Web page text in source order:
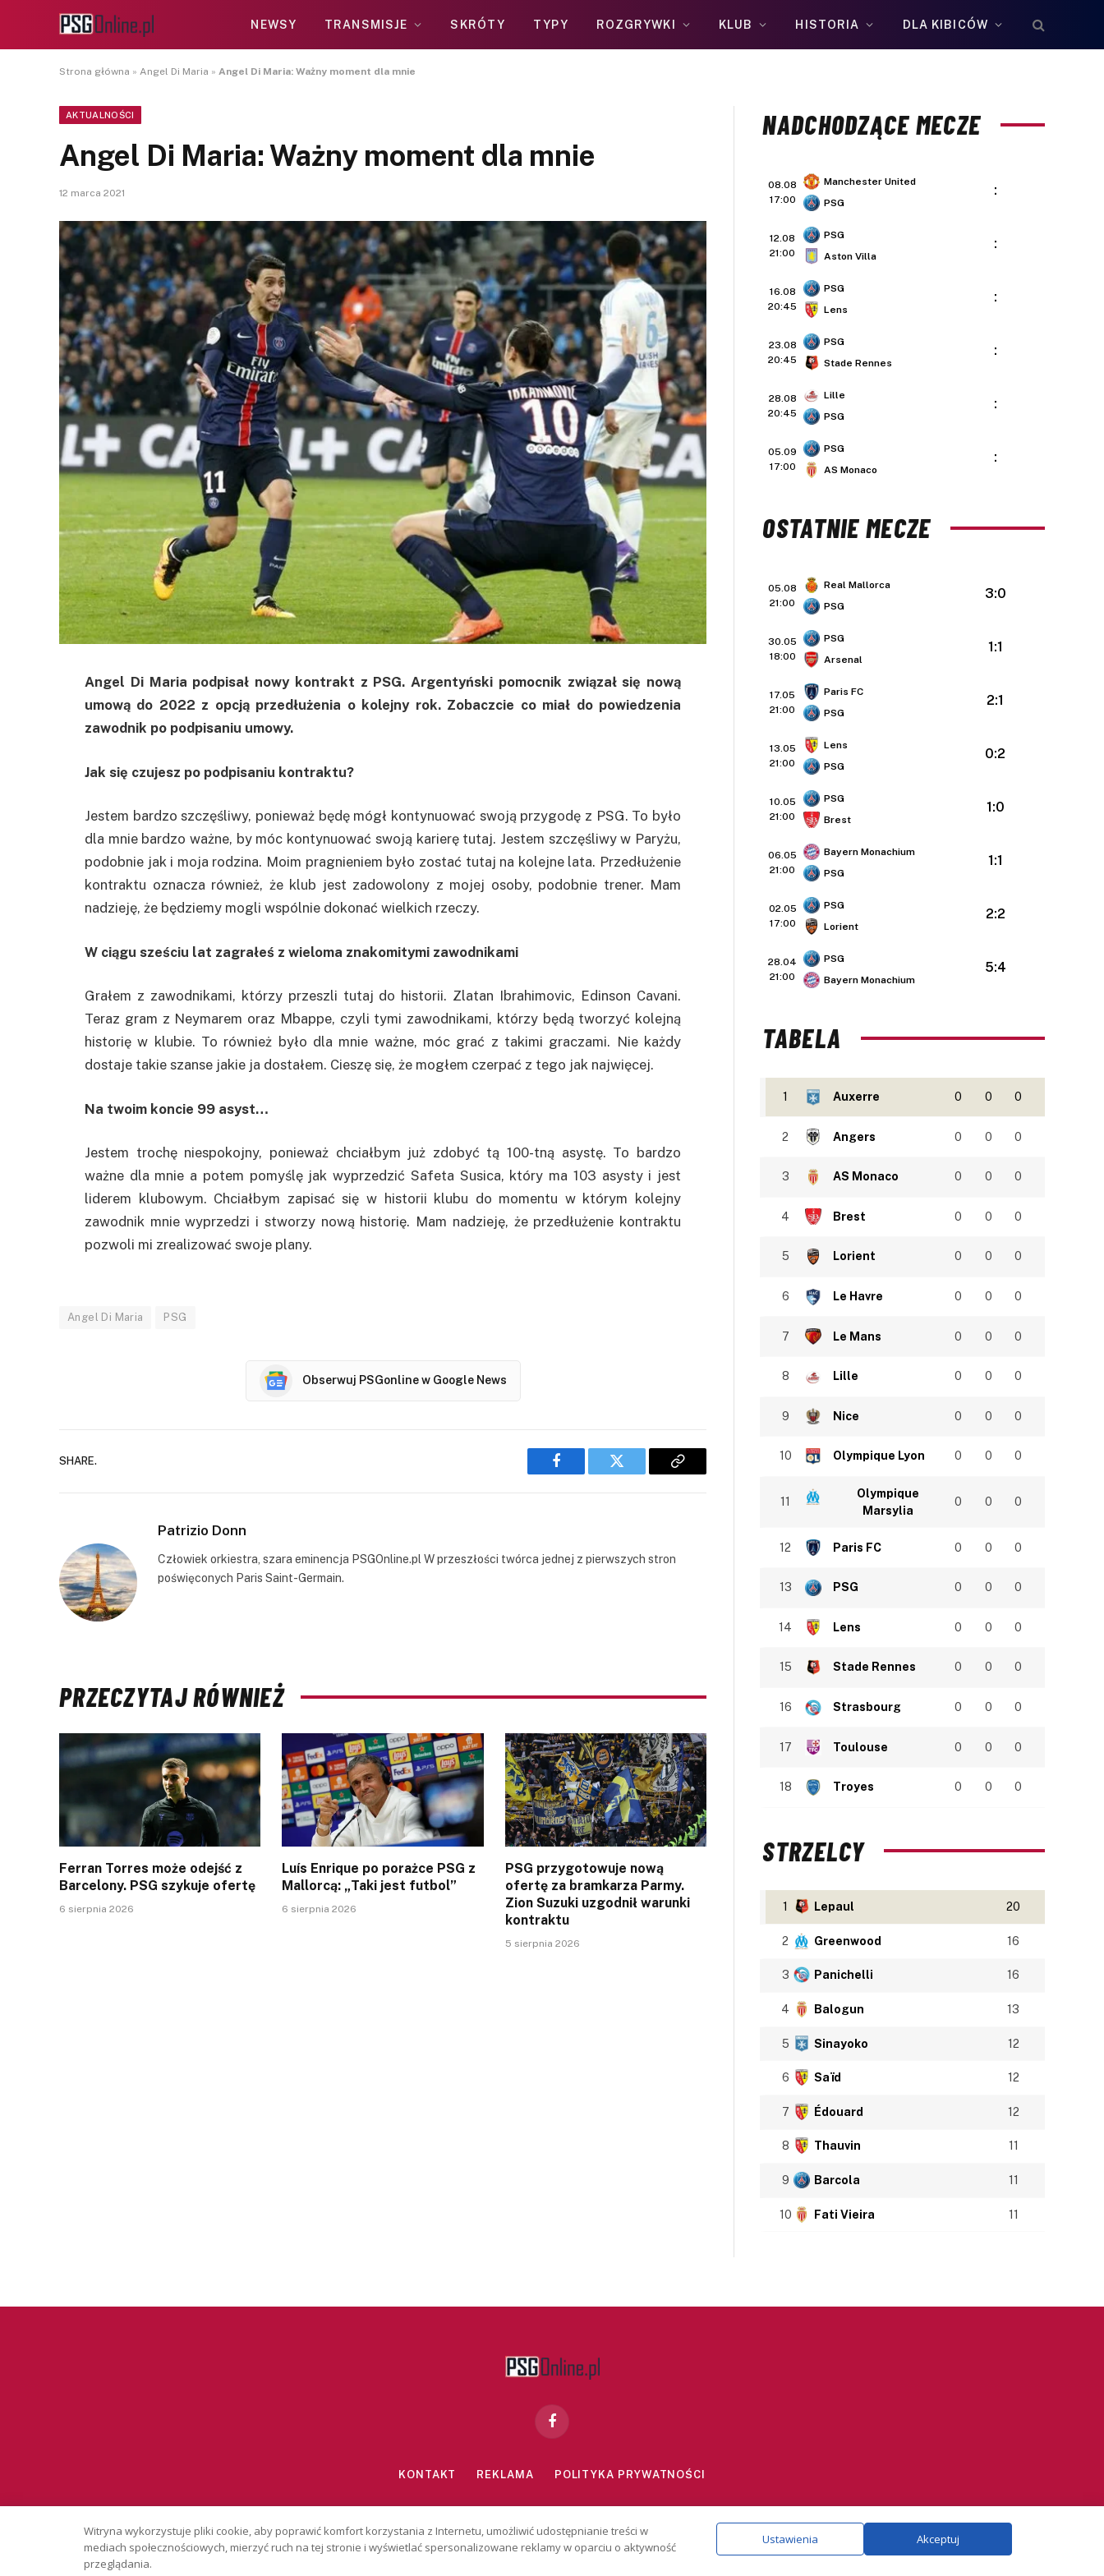
NEWSY TRANSMISJE SKRÓTY TYPY ROZGRYWKI KLUB HISTORIA DLA KIBICÓW
Strona główna » Angel Di Maria » Angel Di Maria: Ważny moment dla mnie
AKTUALNOŚCI
Angel Di Maria: Ważny moment dla mnie
12 marca 2021
Angel Di Maria podpisał nowy kontrakt z PSG. Argentyński pomocnik związał się nową
umową do 2022 z opcją przedłużenia o kolejny rok. Zobaczcie co miał do powiedzenia
zawodnik po podpisaniu umowy.
Jak się czujesz po podpisaniu kontraktu?
Jestem bardzo szczęśliwy, ponieważ będę mógł kontynuować swoją przygodę z PSG. To było
dla mnie bardzo ważne, by móc kontynuować swoją karierę tutaj. Jestem szczęśliwy w Paryżu,
podobnie jak i moja rodzina. Moim pragnieniem było zostać tutaj na kolejne lata. Przedłużenie
kontraktu oznacza również, że klub jest zadowolony z mojej osoby, podobnie trener. Mam
nadzieję, że będziemy mogli wspólnie dokonać wielkich rzeczy.
W ciągu sześciu lat zagrałeś z wieloma znakomitymi zawodnikami
Grałem z zawodnikami, którzy przeszli tutaj do historii. Zlatan Ibrahimovic, Edinson Cavani.
Teraz gram z Neymarem oraz Mbappe, czyli tymi zawodnikami, którzy będą tworzyć kolejną
historię w klubie. To również było dla mnie ważne, móc grać z takimi graczami. Nie każdy
dostaje takie szanse jakie ja dostałem. Cieszę się, że mogłem czerpać z tego jak najwięcej.
Na twoim koncie 99 asyst…
Jestem trochę niespokojny, ponieważ chciałbym już zdobyć tą 100-tną asystę. To bardzo
ważne dla mnie a potem pomyślę jak wyprzedzić Safeta Susica, który ma 103 asysty i jest
liderem klubowym. Chciałbym zapisać się w historii klubu do momentu w którym kolejny
zawodnik mnie wyprzedzi i stworzy nową historię. Mam nadzieję, że przedłużenie kontraktu
pozwoli mi zrealizować swoje plany.
Angel Di Maria PSG
Obserwuj PSGonline w Google News
SHARE.
Facebook Twitter
Copy
Patrizio Donn
Człowiek orkiestra, szara eminencja PSGOnline.pl W przeszłości twórca jednej z pierwszych stron
poświęconych Paris Saint-Germain.
PRZECZYTAJ RÓWNIEŻ
Ferran Torres może odejść z
Barcelony. PSG szykuje ofertę
6 sierpnia 2026
Luís Enrique po porażce PSG z
Mallorcą: „Taki jest futbol”
6 sierpnia 2026
PSG przygotowuje nową
ofertę za bramkarza Parmy.
Zion Suzuki uzgodnił warunki
kontraktu
5 sierpnia 2026
NADCHODZĄCE MECZE
08.08
17:00
Manchester United
PSG
:
12.08
21:00
PSG
Aston Villa
:
16.08
20:45
PSG
Lens
:
23.08
20:45
PSG
Stade Rennes
:
28.08
20:45
Lille
PSG
:
05.09
17:00
PSG
AS Monaco
:
OSTATNIE MECZE
05.08
21:00
Real Mallorca
PSG
3:0
30.05
18:00
PSG
Arsenal
1:1
17.05
21:00
Paris FC
PSG
2:1
13.05
21:00
Lens
PSG
0:2
10.05
21:00
PSG
Brest
1:0
06.05
21:00
Bayern Monachium
PSG
1:1
02.05
17:00
PSG
Lorient
2:2
28.04
21:00
PSG
Bayern Monachium
5:4
TABELA
1 Auxerre 0 0 0
2 Angers 0 0 0
3 AS Monaco 0 0 0
4 Brest 0 0 0
5 Lorient 0 0 0
6 Le Havre 0 0 0
7 Le Mans 0 0 0
8 Lille 0 0 0
9 Nice 0 0 0
10 Olympique Lyon 0 0 0
11
Olympique
Marsylia
0 0 0
12 Paris FC 0 0 0
13 PSG 0 0 0
14 Lens 0 0 0
15 Stade Rennes 0 0 0
16 Strasbourg 0 0 0
17 Toulouse 0 0 0
18 Troyes 0 0 0
STRZELCY
1 Lepaul 20
2 Greenwood 16
3 Panichelli 16
4 Balogun 13
5 Sinayoko 12
6 Saïd 12
7 Édouard 12
8 Thauvin 11
9 Barcola 11
10 Fati Vieira 11
Facebook
KONTAKT REKLAMA POLITYKA PRYWATNOŚCI
Copyright © 2026 PSGonline.pl
Witryna wykorzystuje pliki cookie, aby poprawić komfort korzystania z Internetu, umożliwić udostępnianie treści w
mediach społecznościowych, mierzyć ruch na tej stronie i wyświetlać spersonalizowane reklamy w oparciu o aktywność
przeglądania.
Ustawienia Akceptuj